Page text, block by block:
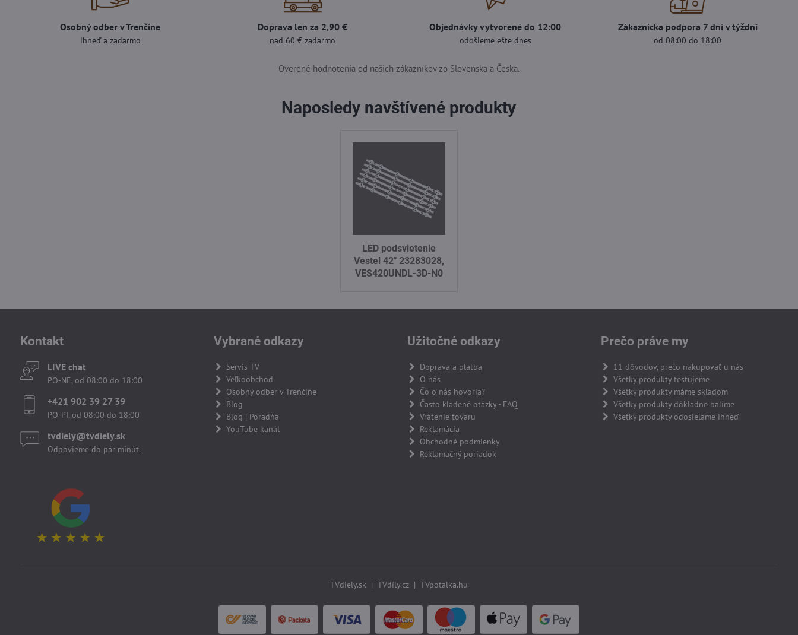
Osobný odber v Trenčíne
ihneď a zadarmo
Doprava len za 2,90 €
nad 60 € zadarmo
Objednávky vytvorené do 12:00
odošleme ešte dnes
Zákaznícka podpora 7 dní v týždni
od 08:00 do 18:00
Overené hodnotenia od našich zákazníkov zo Slovenska a Česka.
Naposledy navštívené produkty
LED podsvietenie
Vestel 42" 23283028,
VES420UNDL-3D-N0
Kontakt
LIVE chat
PO-NE, od 08:00 do 18:00
+421 902 39 27 39
PO-PI, od 08:00 do 18:00
tvdiely​​@tvdiely​​.sk
Odpovieme do pár minút.
Vybrané odkazy
Servis TV
Veľkoobchod
Osobný odber v Trenčíne
Blog
Blog | Poradňa
YouTube kanál
Užitočné odkazy
Doprava a platba
O nás
Čo o nás hovoria?
Často kladené otázky - FAQ
Vrátenie tovaru
Reklamácia
Obchodné podmienky
Reklamačný poriadok
Prečo práve my
11 dôvodov, prečo nakupovať u nás
Všetky produkty testujeme
Všetky produkty máme skladom
Všetky produkty dôkladne balíme
Všetky produkty odosielame ihneď
TVdiely.sk | TVdíly.cz| TVpotalka.hu